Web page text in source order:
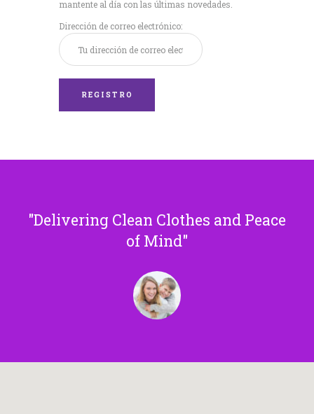
mantente al día con las últimas novedades.
Dirección de correo electrónico:
Delivering Clean Clothes and Peace
of Mind